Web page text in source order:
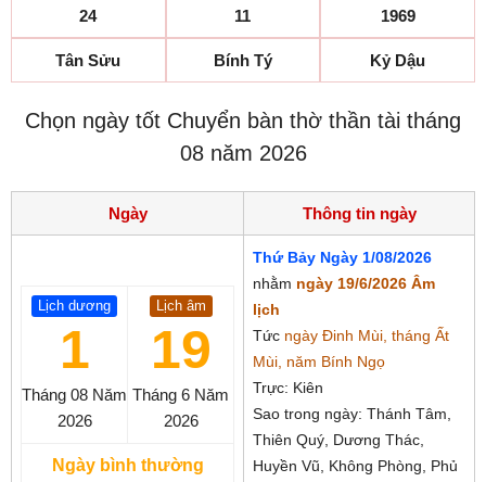
24 11 1969
Tân Sửu Bính Tý Kỷ Dậu
Chọn ngày tốt Chuyển bàn thờ thần tài tháng
08 năm 2026
Ngày Thông tin ngày
Lịch dương
1
Tháng 08 Năm
2026
Lịch âm
19
Tháng 6 Năm
2026
Ngày bình thường
Thứ Bảy Ngày 1/08/2026
nhằm ngày 19/6/2026 Âm
lịch
Tức ngày Đinh Mùi, tháng Ất
Mùi, năm Bính Ngọ
Trực: Kiên
Sao trong ngày: Thánh Tâm,
Thiên Quý, Dương Thác,
Huyền Vũ, Không Phòng, Phủ